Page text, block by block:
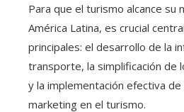
Para que el turismo alcance su
América Latina, es crucial
principales: el desarrollo de la
transporte, la simplificación de
y la implementación efectiva
marketing en el turismo.